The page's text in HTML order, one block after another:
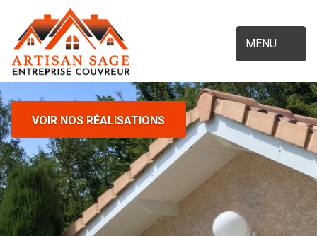
MENU
VOIR NOS RÉALISATIONS